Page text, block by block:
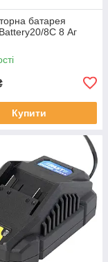
батарея
8C 8 Аг
Купити